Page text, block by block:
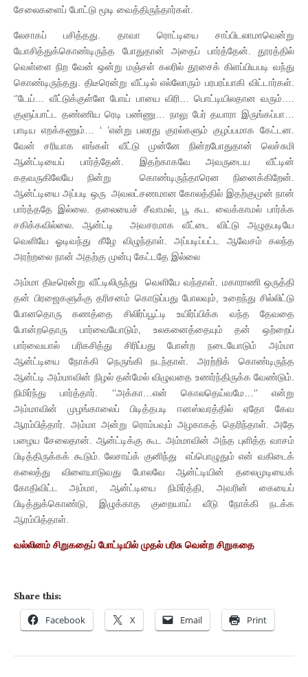
சேலைகளைப் போட்டு மூடி வைத்திருந்தார்கள்.
லேசாகப் பசித்தது. தாவா ரொட்டியை சாப்பிடலாமாவென்று
யோசித்துக்கொண்டிருந்த போதுதான் அதைப் பார்த்தேன். தூரத்தில்
வெள்ளை நிற வேன் ஒன்று மஞ்சள் கலரில் தூசைக் கிளப்பியபடி வந்து
கொண்டிருந்தது. திடீரென்று வீட்டில் எல்லோரும் பரபரப்பாகி விட்டார்கள்.
‘’டேய்… வீட்டுக்குள்ளே போய் பாயை விரி… பொட்டியிலதான வரும்….
குளுப்பாட்ட தண்ணிய ரெடி பண்ணு… நாலு பேர் தயாரா இருங்கப்பா…
பாடிய எறக்கணும்… ‘ ’என்று பலரது குரல்களும் குழப்பமாக கேட்டன.
வேன் சரியாக எங்கள் வீட்டு முன்னே நின்றபோதுதான் லெச்சுமி
ஆன்ட்டியைப் பார்த்தேன். இதற்காகவே அவருடைய வீட்டின்
கதவருகிலேயே நின்று கொண்டிருந்தாரென நினைக்கிறேன்.
ஆன்ட்டியை அப்படி ஒரு அவலட்சணமான கோலத்தில் இதற்குமுன் நான்
பார்த்ததே இல்லை. தலையைச் சீவாமல், பூ கூட வைக்காமல் பார்க்க
சகிக்கவில்லை. ஆன்ட்டி அவசரமாக வீட்டை விட்டு அழுதபடியே
வெளியே ஓடிவந்து கீழே விழுந்தாள். அப்படிப்பட்ட ஆவேசம் கலந்த
அரற்றலை நான் அதற்கு முன்பு கேட்டதே இல்லை
அம்மா திடீரென்று வீட்டிலிருந்து வெளியே வந்தாள். மகாராணி ஒருத்தி
தன் பிரஜைகளுக்கு தரிசனம் கொடுப்பது போலவும், உறைந்து சில்லிட்டு
போனதொரு கணத்தை சிலிர்ப்பூட்டி உயிர்ப்பிக்க வந்த தேவதை
போன்றதொரு பார்வையோடும், உலகனைத்தையும் தன் ஒற்றைப்
பார்வையால் பரிகசித்து சிரிப்பது போன்ற நடையோடும் அம்மா
ஆன்ட்டியை நோக்கி நெருங்கி நடந்தாள். அரற்றிக் கொண்டிருந்த
ஆன்ட்டி அம்மாவின் நிழல் தன்மேல் விழுவதை உணர்ந்திருக்க வேண்டும்.
நிமிர்ந்து பார்த்தார். ‘’அக்கா…என் கொலதெய்வமே…‘’ என்று
அம்மாவின் முழங்காலைப் பிடித்தபடி ஈனஸ்வரத்தில் ஏதோ கேவ
ஆரம்பித்தார். அம்மா அன்று ரொம்பவும் அழகாகத் தெரிந்தாள். அதே
பழைய சேலைதான். ஆன்ட்டிக்கு கூட அம்மாவின் அந்த புளித்த வாசம்
பிடித்திருக்கக் கூடும். லேசாய்க் குனிந்து எப்பொழுதும் என் வகிடைக்
கலைத்து விளையாடுவது போலவே ஆன்ட்டியின் தலைமுடியைக்
கோதிவிட்ட அம்மா, ஆன்ட்டியை நிமிர்த்தி, அவரின் கையைப்
பிடித்துக்கொண்டு, இழுக்காத குறையாய் வீடு நோக்கி நடக்க
ஆரம்பித்தாள்.
வல்லினம் சிறுகதைப் போட்டியில் முதல் பரிசு வென்ற சிறுகதை
Share this:
Facebook X Email Print